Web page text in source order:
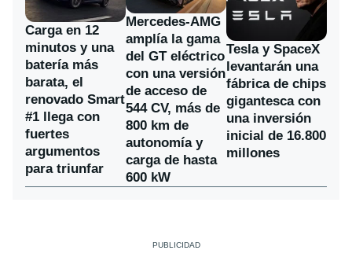
Carga en 12
minutos y una
batería más
barata, el
renovado Smart
#1 llega con
fuertes
argumentos
para triunfar
Mercedes-AMG
amplía la gama
del GT eléctrico
con una versión
de acceso de
544 CV, más de
800 km de
autonomía y
carga de hasta
600 kW
Tesla y SpaceX
levantarán una
fábrica de chips
gigantesca con
una inversión
inicial de 16.800
millones